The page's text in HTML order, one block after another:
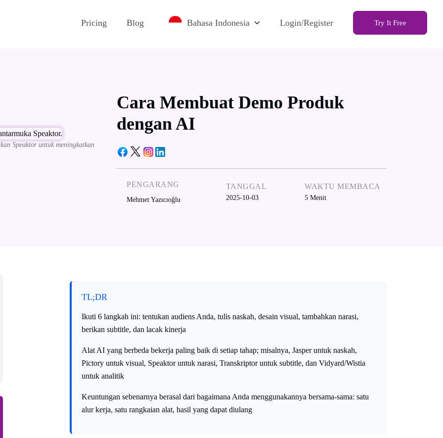
Pricing Blog Bahasa Indonesia Login/Register Try It Free
Speaktor untuk meningkatkan
Cara Membuat Demo Produk
dengan AI
PENGARANG
Mehmet Yazıcıoğlu
TANGGAL
2025-10-03
WAKTU MEMBACA
5 Menit
TL;DR
Ikuti 6 langkah ini: tentukan audiens Anda, tulis naskah, desain visual, tambahkan narasi,
berikan subtitle, dan lacak kinerja
Alat AI yang berbeda bekerja paling baik di setiap tahap; misalnya, Jasper untuk naskah,
Pictory untuk visual, Speaktor untuk narasi, Transkriptor untuk subtitle, dan Vidyard/Wistia
untuk analitik
Keuntungan sebenarnya berasal dari bagaimana Anda menggunakannya bersama-sama: satu
alur kerja, satu rangkaian alat, hasil yang dapat diulang